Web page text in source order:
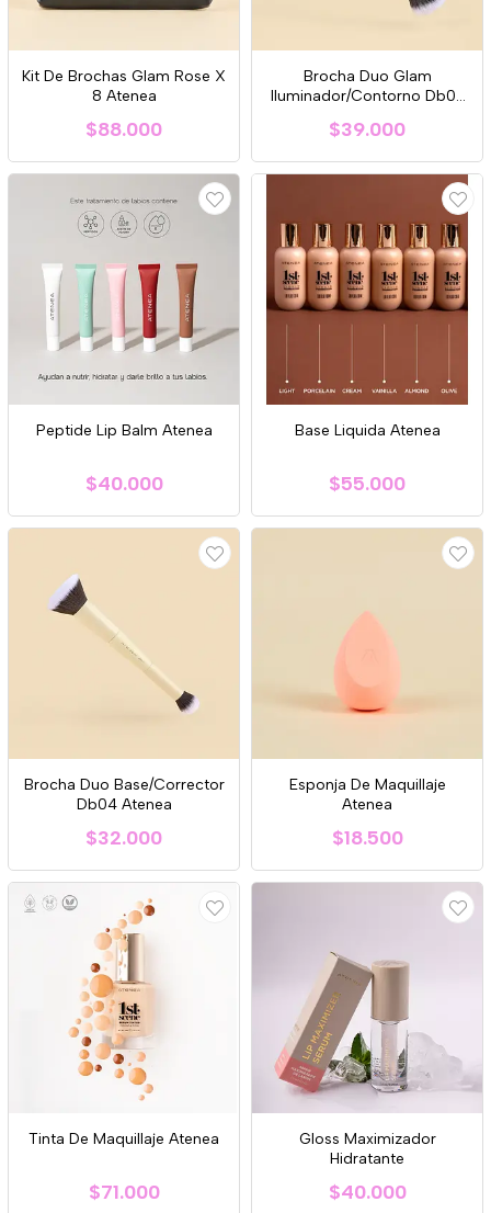
Kit De Brochas Glam Rose X
8 Atenea
$88.000
Brocha Duo Glam
Iluminador/Contorno Db03
$39.000
Peptide Lip Balm Atenea
$40.000
Base Liquida Atenea
$55.000
Brocha Duo Base/Corrector
Db04 Atenea
$32.000
Esponja De Maquillaje
Atenea
$18.500
Tinta De Maquillaje Atenea
$71.000
Gloss Maximizador
Hidratante
$40.000